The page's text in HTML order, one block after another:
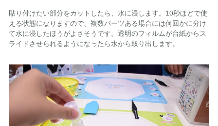
貼り付けたい部分をカットしたら、水に浸します。10秒ほどで使
える状態になりますので、複数パーツある場合には何回かに分け
て水に浸したほうがよさそうです。透明のフィルムが台紙からス
ライドさせられるようになったら水から取り出します。